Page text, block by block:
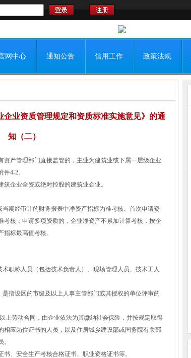
网中心 通知公告 信用工作 政策法规
业资质管理规定和资质标准实施意见》的通
知（二）
产管理部门直接监管的，主业为建筑业或下属一层级企业
4-2。
企业全资或绝对控股的建筑业企业。
期经审计的财务报表中净资产指标为准考核。首次申请资
考核；申请多项资质的，企业净资产不累加计算考核，按企
标最高值考核。
称人员（包括技术负责人）、现场管理人员、技术工人
设区的市级及以上人事主管部门或其授权的单位评审的
劳动合同，由企业依法为其缴纳社会保险，并按规定取得
相应岗位证书的人员，以及住房城乡建设部或国务院有关部
、安全生产考核合格证书、职业资格证书等。